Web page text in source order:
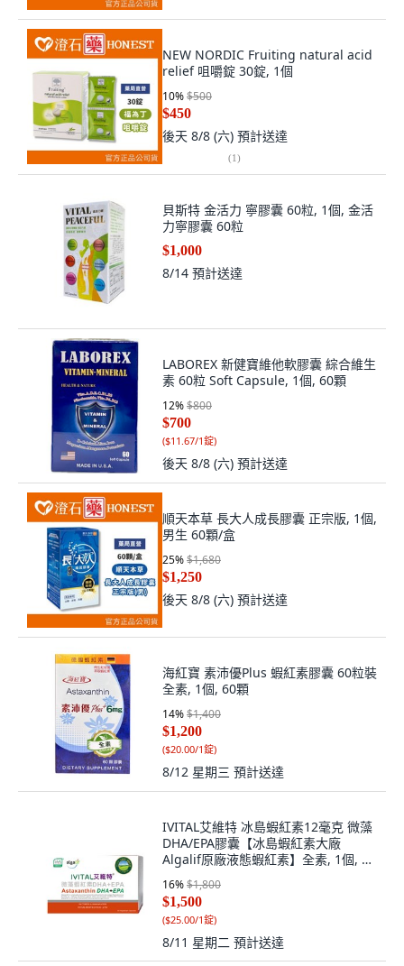
NEW NORDIC Fruiting natural acid
relief 咀嚼錠 30錠, 1個
10%$500
$450
後天 8/8 (六) 預計送達
(1)
貝斯特 金活力 寧膠囊 60粒, 1個, 金活
力寧膠囊 60粒
$1,000
8/14 預計送達
LABOREX 新健寶維他軟膠囊 綜合維生
素 60粒 Soft Capsule, 1個, 60顆
12%$800
$700
($11.67/1錠)
後天 8/8 (六) 預計送達
順天本草 長大人成長膠囊 正宗版, 1個,
男生 60顆/盒
25%$1,680
$1,250
後天 8/8 (六) 預計送達
海紅寶 素沛優Plus 蝦紅素膠囊 60粒裝
全素, 1個, 60顆
14%$1,400
$1,200
($20.00/1錠)
8/12 星期三 預計送達
IVITAL艾維特 冰島蝦紅素12毫克 微藻
DHA/EPA膠囊【冰島蝦紅素大廠
Algalif原廠液態蝦紅素】全素, 1個, 60
16%$1,800
$1,500
($25.00/1錠)
8/11 星期二 預計送達